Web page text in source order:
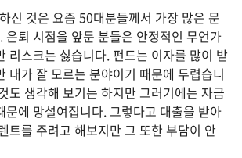
신 것은 요즘 50대분들께서 가장 많은 문
은퇴 시점을 앞둔 분들은 안정적인 무언가
리스크는 싫습니다. 펀드는 이자를 많이 받
내가 잘 모르는 분야이기 때문에 두렵습니
도 생각해 보기는 하지만 그러기에는 자금
문에 망설여집니다. 그렇다고 대출을 받아
트를 주려고 해보지만 그 또한 부담이 안